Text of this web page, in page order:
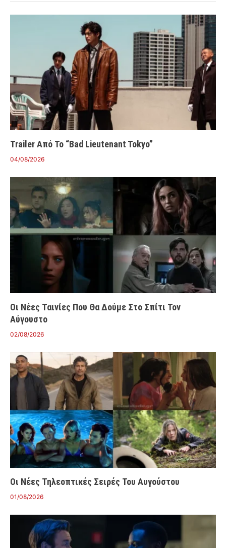
Trailer Από Το “Bad Lieutenant Tokyo”
04/08/2026
Οι Νέες Ταινίες Που Θα Δούμε Στο Σπίτι Τον
Αύγουστο
02/08/2026
Οι Νέες Τηλεοπτικές Σειρές Του Αυγούστου
01/08/2026